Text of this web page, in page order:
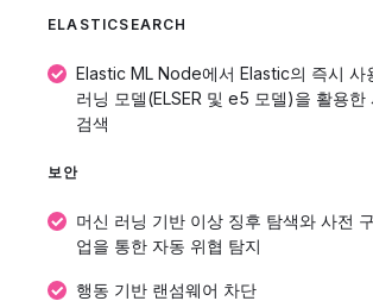
ELASTICSEARCH
Elastic ML Node에서 Elastic의 즉시 사
러닝 모델(ELSER 및 e5 모델)을 활용한
검색
보안
머신 러닝 기반 이상 징후 탐색와 사전
업을 통한 자동 위협 탐지
행동 기반 랜섬웨어 차단